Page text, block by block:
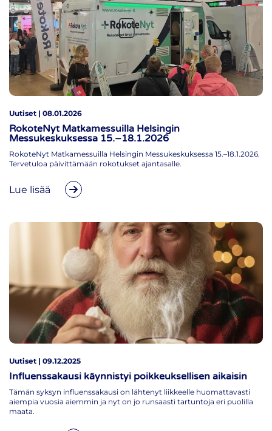
Uutiset | 08.01.2026
RokoteNyt Matkamessuilla Helsingin
Messukeskuksessa 15.–18.1.2026
RokoteNyt Matkamessuilla Helsingin Messukeskuksessa 15.–18.1.2026.
Tervetuloa päivittämään rokotukset ajantasalle.
Lue lisää
Uutiset | 09.12.2025
Influenssakausi käynnistyi poikkeuksellisen aikaisin
Tämän syksyn influenssakausi on lähtenyt liikkeelle huomattavasti
aiempia vuosia aiemmin ja nyt on jo runsaasti tartuntoja eri puolilla
maata.